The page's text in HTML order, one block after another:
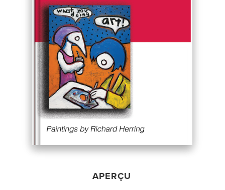
APERÇU